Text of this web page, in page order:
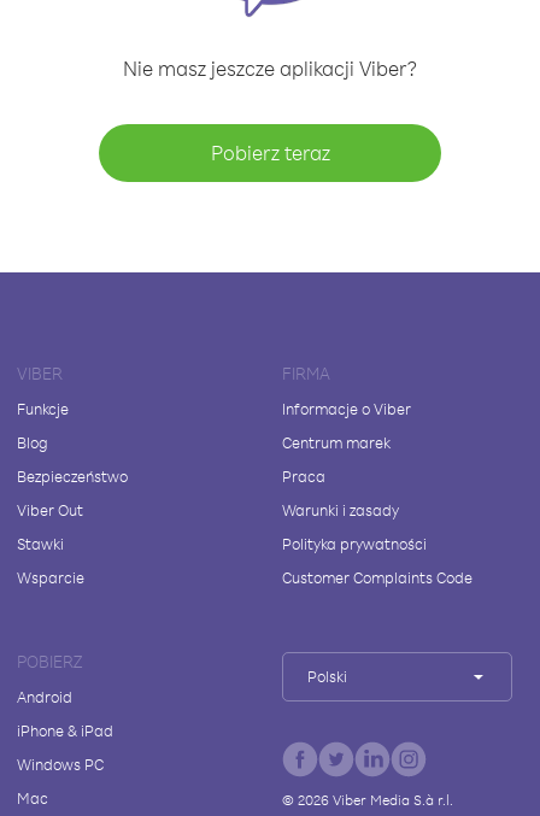
Nie masz jeszcze aplikacji Viber?
Pobierz teraz
VIBER
Funkcje
Blog
Bezpieczeństwo
Viber Out
Stawki
Wsparcie
FIRMA
Informacje o Viber
Centrum marek
Praca
Warunki i zasady
Polityka prywatności
Customer Complaints Code
POBIERZ
Android
iPhone & iPad
Windows PC
Mac
Polski
© 2026Viber Media S.à r.l.